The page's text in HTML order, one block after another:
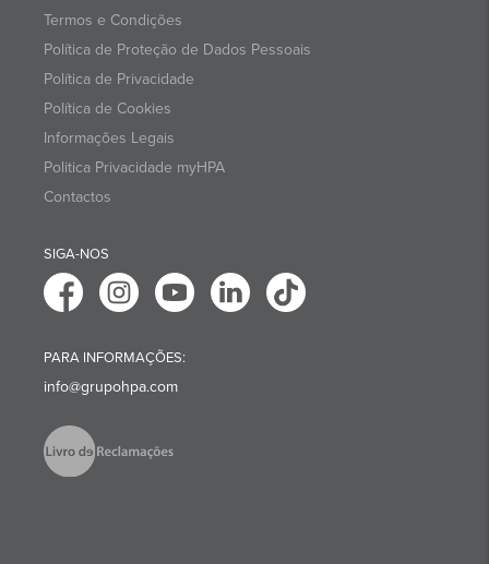
Termos e Condições
Política de Proteção de Dados Pessoais
Política de Privacidade
Política de Cookies
Informações Legais
Politica Privacidade myHPA
Contactos
SIGA-NOS
PARA INFORMAÇÕES:
info@grupohpa.com